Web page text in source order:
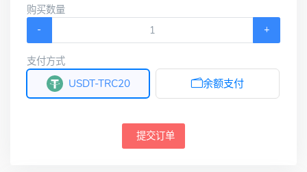
购买数量
-
+
支付方式
USDT-TRC20
余额支付
提交订单